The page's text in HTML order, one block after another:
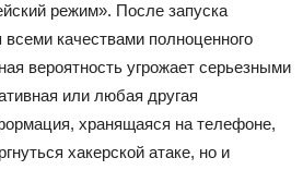
режим». После запуска
всеми качествами полноценного
вероятность угрожает серьезными
или любая другая
хранящаяся на телефоне,
хакерской атаке, но и